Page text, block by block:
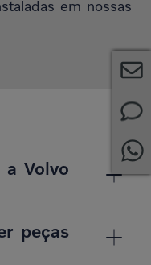
em nossas
Volvo
peças